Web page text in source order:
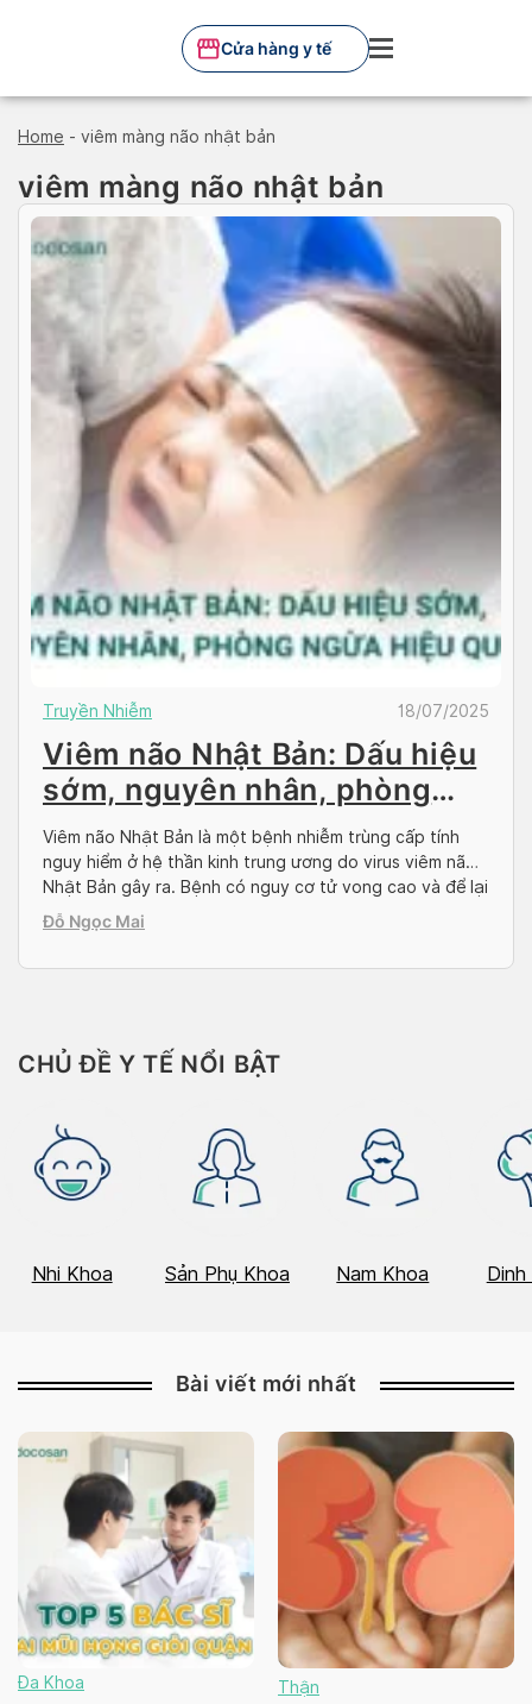
Cửa hàng y tế
Home - viêm màng não nhật bản
viêm màng não nhật bản
Truyền Nhiễm 18/07/2025
Viêm não Nhật Bản: Dấu hiệu
sớm, nguyên nhân, phòng
ngừa hiệu quả
Viêm não Nhật Bản là một bệnh nhiễm trùng cấp tính
nguy hiểm ở hệ thần kinh trung ương do virus viêm não
Nhật Bản gây ra. Bệnh có nguy cơ tử vong cao và để lại
di chứng nghiêm trọng, ảnh hưởng đến tính mạng và
chất lượng cuộc sống người bệnh. Việc nhận […]
Đỗ Ngọc Mai
CHỦ ĐỀ Y TẾ NỔI BẬT
Nhi Khoa Sản Phụ Khoa Nam Khoa Dinh
Bài viết mới nhất
Đa Khoa Thận